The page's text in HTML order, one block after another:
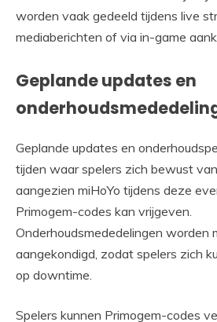
worden vaak gedeeld tijdens live
mediaberichten of via in-game
Geplande updates en
Geplande updates en
tijden waar spelers zich bewust
aangezien miHoYo tijdens deze
Primogem-codes kan vrijgeven.
Onderhoudsmededelingen worden
aangekondigd, zodat spelers zich
op downtime.
Spelers kunnen Primogem-codes